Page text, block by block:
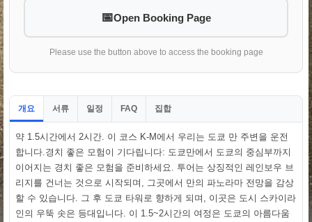
Open Booking Page
Please use the button above to access the booking page
개요 서류 일정 FAQ 집합
약 1.5시간에서 2시간. 이 코스 K-M에서 우리는 도쿄 만 주변을 운전
합니다.경치 좋은 모험이 기다립니다: 도쿄만에서 도쿄의 중심부까지
이어지는 경치 좋은 모험을 준비하세요. 투어는 상징적인 레인보우 브
리지를 건너는 것으로 시작되며, 그곳에서 만의 파노라마 전망을 감상
할 수 있습니다. 그 후 도쿄 타워로 향하게 되며, 이곳은 도시 스카이라
인의 우뚝 솟은 등대입니다. 이 1.5~2시간의 여정은 도쿄의 아름다움